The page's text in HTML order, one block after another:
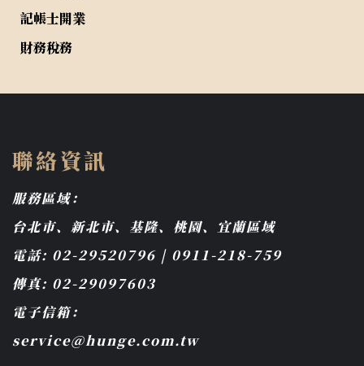
記帳士開業
財務稅務
聯絡資訊
服務區域：
台北市、新北市、基隆、桃園、宜蘭區域
電話: 02-29520796 | 0911-218-759
傳真: 02-29097603
電子信箱：
service@hunge.com.tw